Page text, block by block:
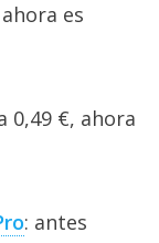
es
0,49 €, ahora
: antes